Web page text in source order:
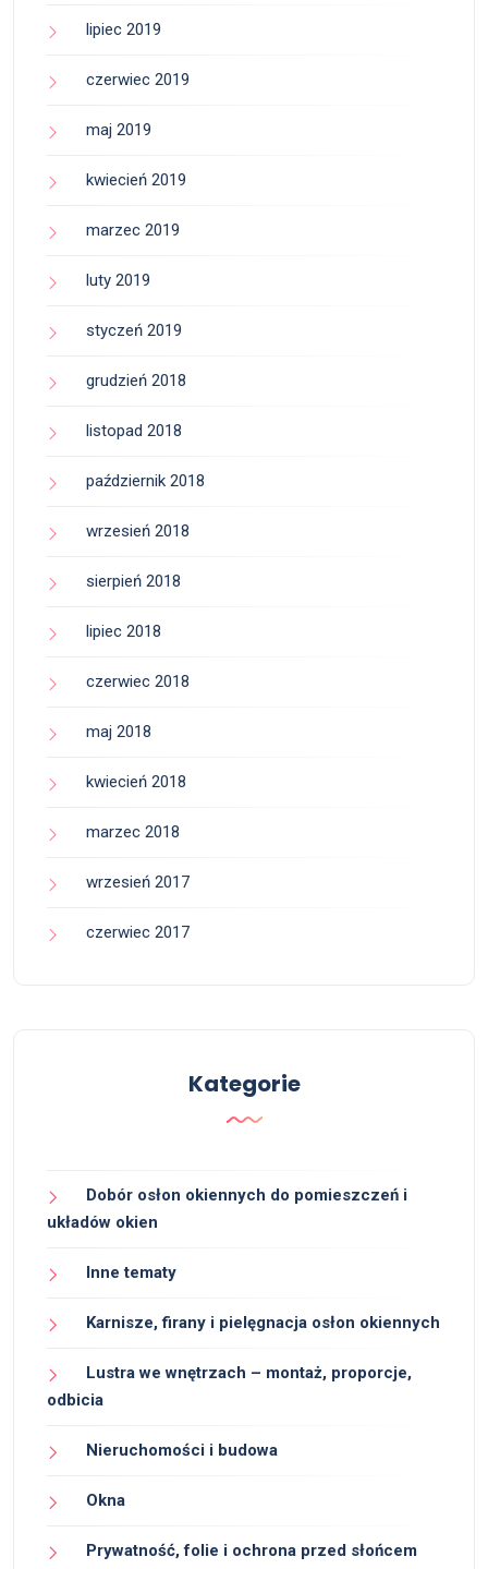
lipiec 2019
czerwiec 2019
maj 2019
kwiecień 2019
marzec 2019
luty 2019
styczeń 2019
grudzień 2018
listopad 2018
październik 2018
wrzesień 2018
sierpień 2018
lipiec 2018
czerwiec 2018
maj 2018
kwiecień 2018
marzec 2018
wrzesień 2017
czerwiec 2017
Kategorie
Dobór osłon okiennych do pomieszczeń i
układów okien
Inne tematy
Karnisze, firany i pielęgnacja osłon okiennych
Lustra we wnętrzach – montaż, proporcje,
odbicia
Nieruchomości i budowa
Okna
Prywatność, folie i ochrona przed słońcem